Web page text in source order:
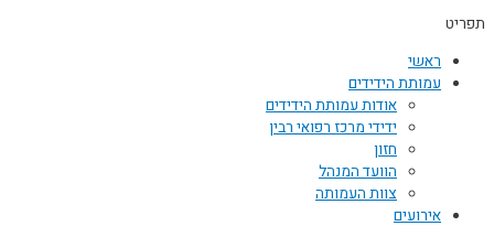
תפריט
ראשי
עמותת הידידים
אודות עמותת הידידים
ידידי מרכז רפואי רבין
חזון
הוועד המנהל
צוות העמותה
אירועים